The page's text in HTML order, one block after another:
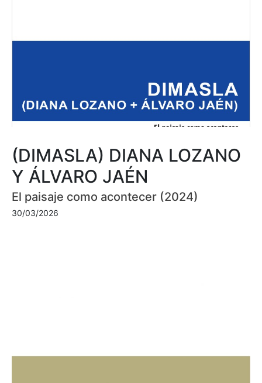
(DIMASLA) DIANA LOZANO
Y ÁLVARO JAÉN
El paisaje como acontecer (2024)
30/03/2026